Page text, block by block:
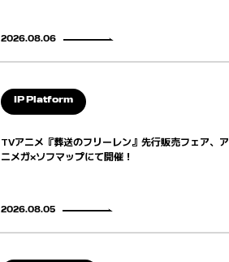
2026.08.06
IP Platform
TVアニメ『葬送のフリーレン』先行販売フェア、ア
ニメガ×ソフマップにて開催！
2026.08.05